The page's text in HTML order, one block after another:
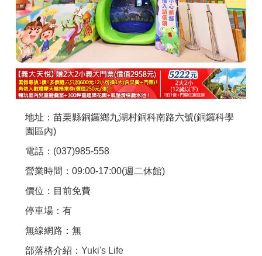
聯絡我們
APP下載
地址：苗栗縣銅鑼鄉九湖村銅科南路六號(銅鑼科學
園區內)
電話：(037)985-558
營業時間：09:00-17:00(週二休館)
價位：目前免費
停車場：有
無線網路：無
部落格介紹： Yuki's Life